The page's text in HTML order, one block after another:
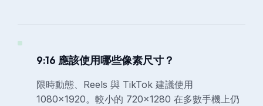
9:16 應該使用哪些像素尺寸？
限時動態、Reels 與 TikTok 建議使用
1080×1920。較小的 720×1280 在多數手機上仍